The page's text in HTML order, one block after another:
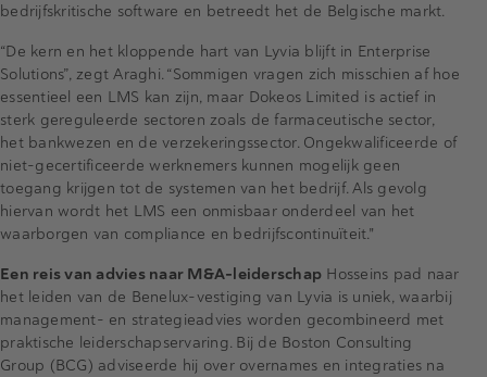
bedrijfskritische software en betreedt het de Belgische markt.
“De kern en het kloppende hart van Lyvia blijft in Enterprise
Solutions”, zegt Araghi. “Sommigen vragen zich misschien af hoe
essentieel een LMS kan zijn, maar Dokeos Limited is actief in
sterk gereguleerde sectoren zoals de farmaceutische sector,
het bankwezen en de verzekeringssector. Ongekwalificeerde of
niet-gecertificeerde werknemers kunnen mogelijk geen
toegang krijgen tot de systemen van het bedrijf. Als gevolg
hiervan wordt het LMS een onmisbaar onderdeel van het
waarborgen van compliance en bedrijfscontinuïteit."
Een reis van advies naar M&A-leiderschap Hosseins pad naar
het leiden van de Benelux-vestiging van Lyvia is uniek, waarbij
management- en strategieadvies worden gecombineerd met
praktische leiderschapservaring. Bij de Boston Consulting
Group (BCG) adviseerde hij over overnames en integraties na